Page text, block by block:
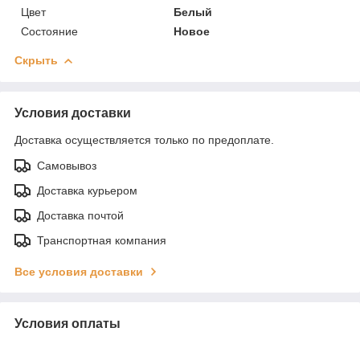
Цвет
Белый
Состояние
Новое
Скрыть
Условия доставки
Доставка осуществляется только по предоплате.
Самовывоз
Доставка курьером
Доставка почтой
Транспортная компания
Все условия доставки
Условия оплаты